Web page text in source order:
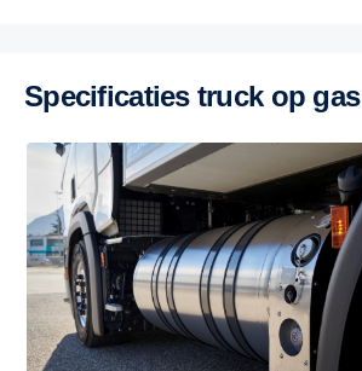
Specificaties truck op gas